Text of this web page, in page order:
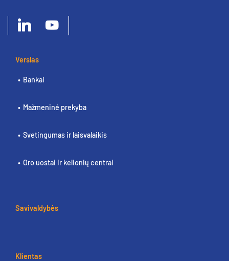
Verslas
Bankai
Mažmeninė prekyba
Svetingumas ir laisvalaikis
Oro uostai ir kelionių centrai
Savivaldybės
Klientas